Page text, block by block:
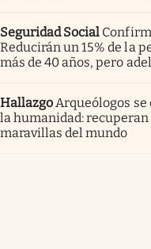
Seguridad Social
Reducirán un 15% de la
más de 40 años, pero
Hallazgo Arqueólogos
la humanidad: recuperan
maravillas del mundo